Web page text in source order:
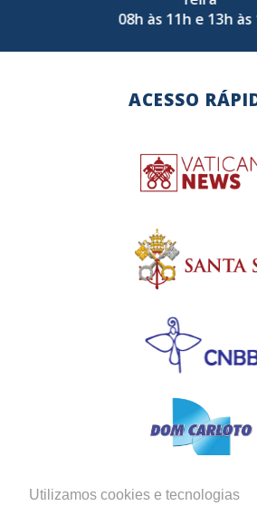
Utilizamos cookies e tecnologias
08h às 11h e 13h às
ACESSO